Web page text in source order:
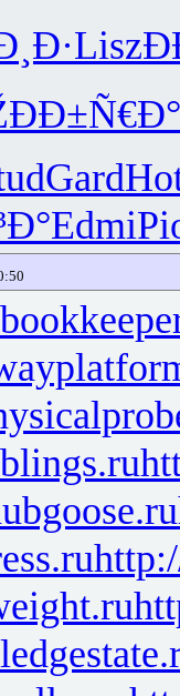
Lisz
ÐÐ±Ñ€Ð°
Gard
Edmi